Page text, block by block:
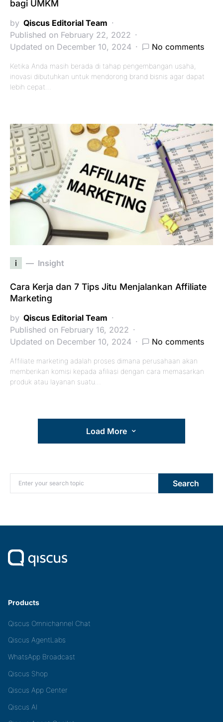
bagi UMKM
by Qiscus Editorial Team
Published on February 22, 2022
Updated on December 10, 2024
No comments
Ketika Anda masih berada di tahap pengembangan usaha,
inovasi dibutuhkan untuk mendorong brand bisnis agar dapat
lebih cepat…
i Insight
Cara Kerja dan 7 Tips Jitu Menjalankan Affiliate
Marketing
by Qiscus Editorial Team
Published on February 16, 2022
Updated on December 10, 2024
No comments
Affiliate marketing adalah proses dimana perusahaan akan
memberikan komisi kepada afiliasi dengan cara memasarkan
produk atau layanan suatu…
Load More
Search for: Search
Products
Qiscus Omnichannel Chat
Qiscus AgentLabs
WhatsApp Broadcast
Qiscus Shop
Qiscus App Center
Qiscus AI